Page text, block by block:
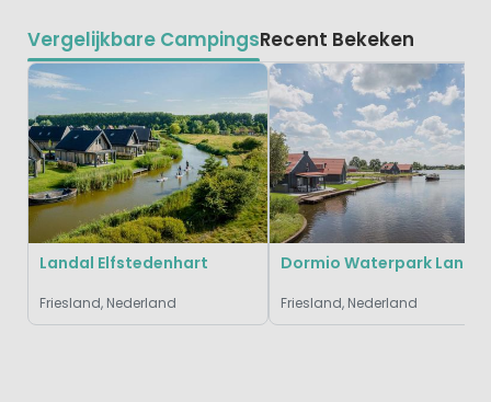
Vergelijkbare CampingsRecent Bekeken
Landal Elfstedenhart
Friesland, Nederland Friesland, Nederland